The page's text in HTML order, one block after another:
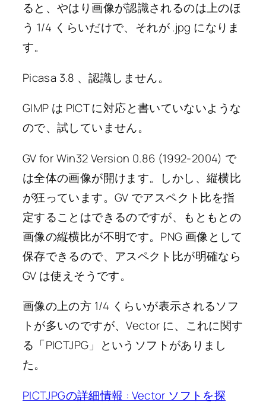
ると、やはり画像が認識されるのは上のほ
う 1/4 くらいだけで、それが .jpg になりま
す。
Picasa 3.8 、認識しません。
GIMP は PICT に対応と書いていないような
ので、試していません。
GV for Win32 Version 0.86 (1992-2004) で
は全体の画像が開けます。しかし、縦横比
が狂っています。GV でアスペクト比を指
定することはできるのですが、もともとの
画像の縦横比が不明です。PNG 画像として
保存できるので、アスペクト比が明確なら
GV は使えそうです。
画像の上の方 1/4 くらいが表示されるソフ
トが多いのですが、Vector に、これに関す
る「PICTJPG」というソフトがありまし
た。
PICTJPGの詳細情報 : Vector ソフトを探